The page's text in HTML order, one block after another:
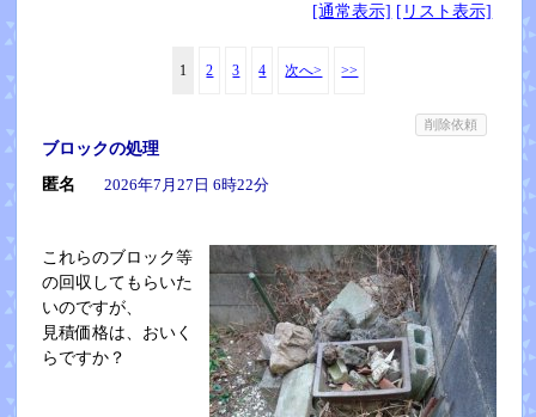
[通常表示] [リスト表示]
1 2 3 4 次へ> >>
ブロックの処理
匿名
2026年7月27日 6時22分
これらのブロック等
の回収してもらいた
いのですが、
見積価格は、おいく
らですか？
削除依頼